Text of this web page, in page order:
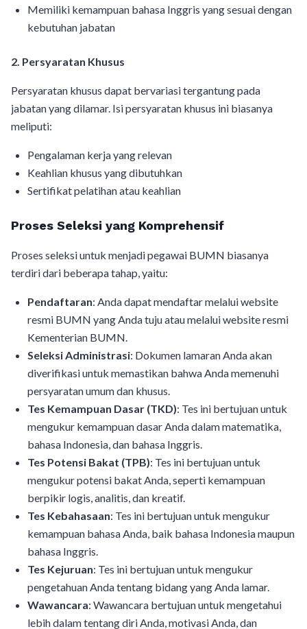
Memiliki kemampuan bahasa Inggris yang sesuai dengan
kebutuhan jabatan
2. Persyaratan Khusus
Persyaratan khusus dapat bervariasi tergantung pada
jabatan yang dilamar. Isi persyaratan khusus ini biasanya
meliputi:
Pengalaman kerja yang relevan
Keahlian khusus yang dibutuhkan
Sertifikat pelatihan atau keahlian
Proses Seleksi yang Komprehensif
Proses seleksi untuk menjadi pegawai BUMN biasanya
terdiri dari beberapa tahap, yaitu:
Pendaftaran: Anda dapat mendaftar melalui website
resmi BUMN yang Anda tuju atau melalui website resmi
Kementerian BUMN.
Seleksi Administrasi: Dokumen lamaran Anda akan
diverifikasi untuk memastikan bahwa Anda memenuhi
persyaratan umum dan khusus.
Tes Kemampuan Dasar (TKD): Tes ini bertujuan untuk
mengukur kemampuan dasar Anda dalam matematika,
bahasa Indonesia, dan bahasa Inggris.
Tes Potensi Bakat (TPB): Tes ini bertujuan untuk
mengukur potensi bakat Anda, seperti kemampuan
berpikir logis, analitis, dan kreatif.
Tes Kebahasaan: Tes ini bertujuan untuk mengukur
kemampuan bahasa Anda, baik bahasa Indonesia maupun
bahasa Inggris.
Tes Kejuruan: Tes ini bertujuan untuk mengukur
pengetahuan Anda tentang bidang yang Anda lamar.
Wawancara: Wawancara bertujuan untuk mengetahui
lebih dalam tentang diri Anda, motivasi Anda, dan